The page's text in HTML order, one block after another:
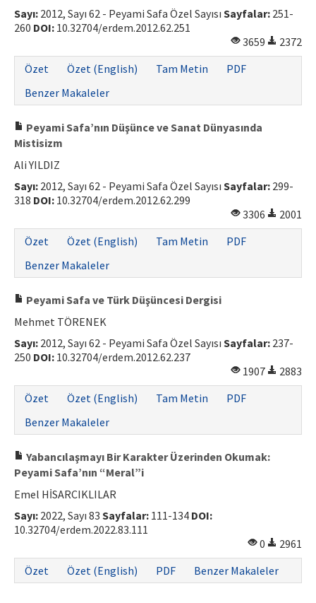
Sayı: 2012, Sayı 62 - Peyami Safa Özel Sayısı Sayfalar: 251-
260 DOI: 10.32704/erdem.2012.62.251
3659
2372
Özet
Özet (English) Tam Metin
PDF
Benzer Makaleler
Peyami Safa’nın Düşünce ve Sanat Dünyasında
Mistisizm
Ali YILDIZ
Sayı: 2012, Sayı 62 - Peyami Safa Özel Sayısı Sayfalar: 299-
318 DOI: 10.32704/erdem.2012.62.299
3306
2001
Özet
Özet (English) Tam Metin
PDF
Benzer Makaleler
Peyami Safa ve Türk Düşüncesi Dergisi
Mehmet TÖRENEK
Sayı: 2012, Sayı 62 - Peyami Safa Özel Sayısı Sayfalar: 237-
250 DOI: 10.32704/erdem.2012.62.237
1907
2883
Özet
Özet (English) Tam Metin
PDF
Benzer Makaleler
Yabancılaşmayı Bir Karakter Üzerinden Okumak:
Peyami Safa’nın “Meral”i
Emel HİSARCIKLILAR
Sayı: 2022, Sayı 83 Sayfalar: 111-134 DOI:
10.32704/erdem.2022.83.111
0
2961
Özet
Özet (English) PDF Benzer Makaleler